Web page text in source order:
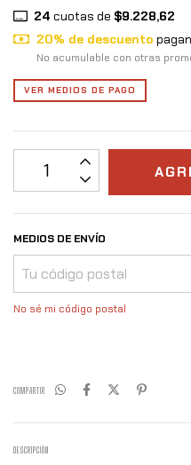
24 cuotas de $9.228,62
20% de descuento
No acumulable con otras
VER MEDIOS DE PAGO
MEDIOS DE ENVÍO
No sé mi código postal
COMPARTIR
DESCRIPCIÓN